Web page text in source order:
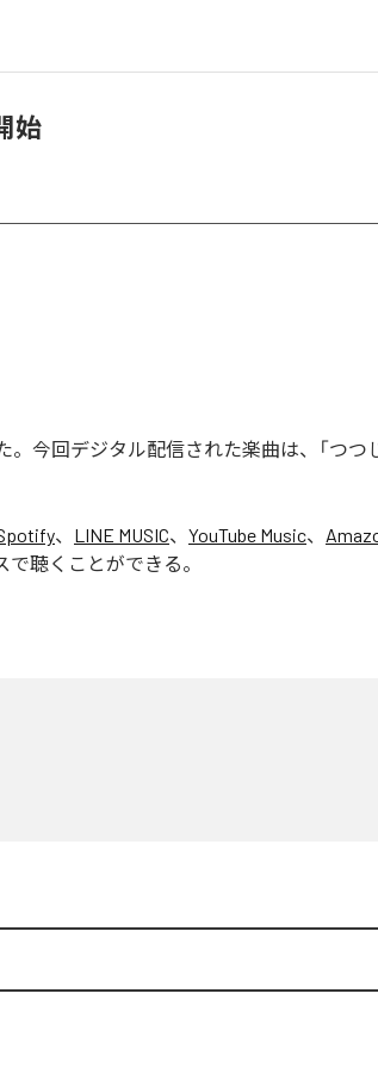
始
。今回デジタル配信された楽曲は、「つつ
、 LINE MUSIC、 YouTube Music、
聴くことができる。